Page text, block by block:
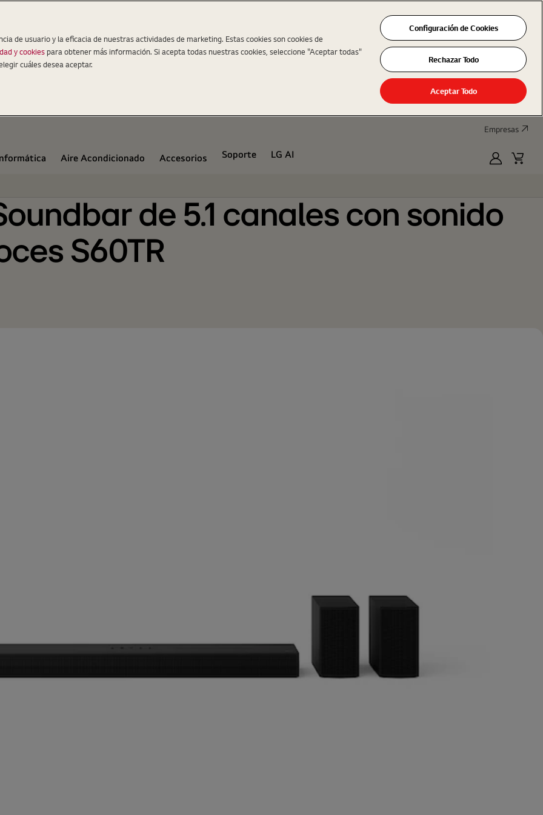
Empresas
Aire Acondicionado Accesorios Soporte
LG AI
MyLGCart
de 5.1 canales con sonido
S60TR
de usuario y la eficacia de nuestras actividades de marketing. Estas cookies son cookies de
y cookiespara obtener más información. Si acepta todas nuestras cookies, seleccione "Aceptar todas"
cuáles desea aceptar.
Configuración de Cookies
Rechazar Todo
Aceptar Todo